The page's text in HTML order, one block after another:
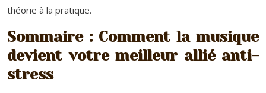
théorie à la pratique.
Sommaire : Comment la musique
devient votre meilleur allié anti-
stress